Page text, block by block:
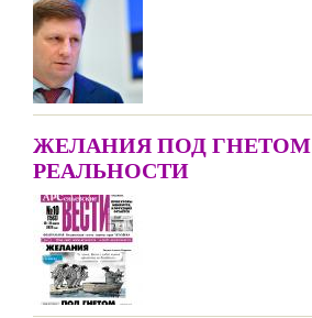
ЖЕЛАНИЯ ПОД ГНЕТОМ
РЕАЛЬНОСТИ